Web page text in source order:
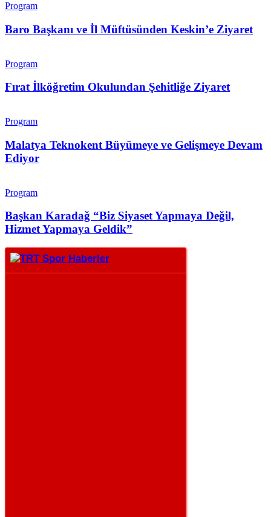
Program
Baro Başkanı ve İl Müftüsünden Keskin’e Ziyaret
Program
Fırat İlköğretim Okulundan Şehitliğe Ziyaret
Program
Malatya Teknokent Büyümeye ve Gelişmeye Devam
Ediyor
Program
Başkan Karadağ “Biz Siyaset Yapmaya Değil,
Hizmet Yapmaya Geldik”